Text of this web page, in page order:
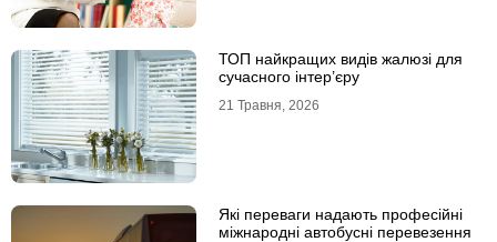
ТОП найкращих видів жалюзі для
сучасного інтер’єру
21 Травня, 2026
Які переваги надають професійні
міжнародні автобусні перевезення